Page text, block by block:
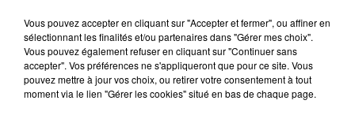
TITRES DIFFUSÉS
15h09
15h09 15h04
15h04
Vous pouvez accepter en cliquant sur "Accepter et fermer", ou affiner en
sélectionnant les finalités et/ou partenaires dans "Gérer mes choix".
Vous pouvez également refuser en cliquant sur "Continuer sans
accepter". Vos préférences ne s'appliqueront que pour ce site. Vous
pouvez mettre à jour vos choix, ou retirer votre consentement à tout
moment via le lien "Gérer les cookies" situé en bas de chaque page.